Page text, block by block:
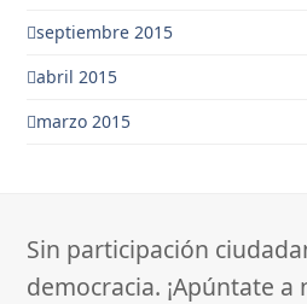
septiembre 2015
abril 2015
marzo 2015
Sin participación
democracia. ¡Apúntate